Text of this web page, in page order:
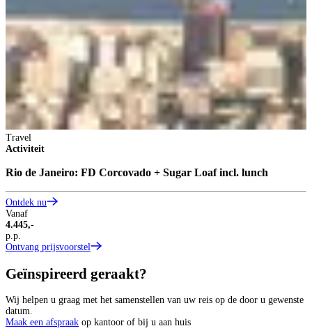
Travel
Activiteit
Rio de Janeiro: FD Corcovado + Sugar Loaf incl. lunch
Ontdek nu
Vanaf
4.445,-
p.p.
Ontvang prijsvoorstel
Geïnspireerd geraakt?
Wij helpen u graag met het samenstellen van uw reis op de door u gewenste
datum.
Maak een afspraak op kantoor of bij u aan huis